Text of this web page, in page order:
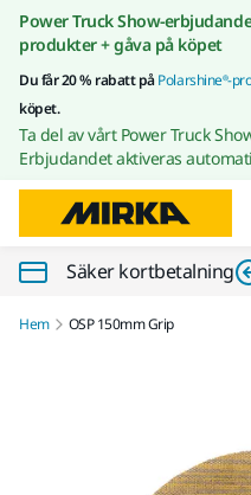
Power Truck Show-
produkter + gåva på köpet
Du får 20 % rabatt påPolarshine®-
köpet.
Ta del av vårt Power Truck
Erbjudandet aktiveras
Säker kortbetalning
Hem OSP 150mm Grip